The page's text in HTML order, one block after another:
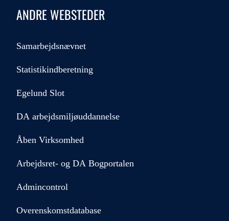
ANDRE WEBSTEDER
Samarbejdsnævnet
Statistikindberetning
Egelund Slot
DA arbejdsmiljøuddannelse
Åben Virksomhed
Arbejdsret- og DA Bogportalen
Admincontrol
Overenskomstdatabase